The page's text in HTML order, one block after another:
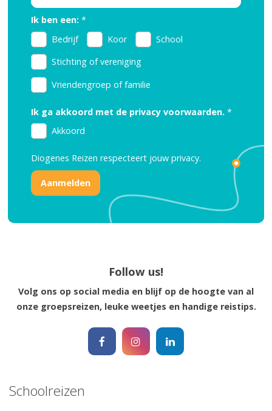
Ik ben een: *
Bedrijf
Koor
School
Stichting of vereniging
Vriendengroep of familie
Ik ga akkoord met de privacy voorwaarden. *
Akkoord
Diogenes Reizen respecteert jouw privacy.
Follow us!
Volg ons op social media en blijf op de hoogte van al
onze groepsreizen, leuke weetjes en handige reistips.
Schoolreizen
Reisinspiratie nodig?
reisinspiratie en prachtige bestemmingen!